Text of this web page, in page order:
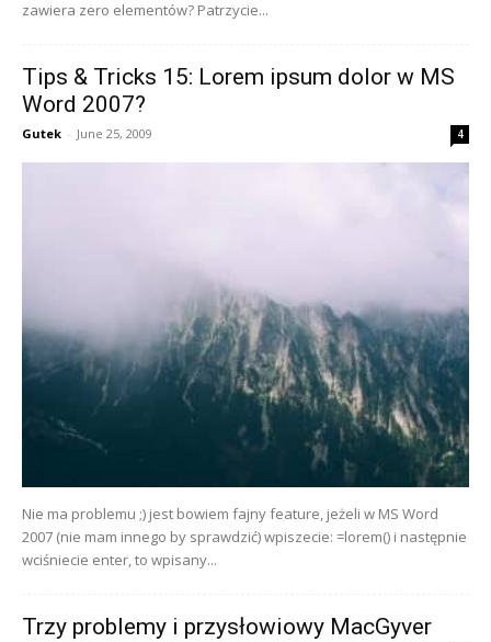
zawiera zero elementów? Patrzycie...
Tips & Tricks 15: Lorem ipsum dolor w MS
Word 2007?
Gutek - June 25, 2009 4
Nie ma problemu ;) jest bowiem fajny feature, jeżeli w MS Word
2007 (nie mam innego by sprawdzić) wpiszecie: =lorem() i następnie
wciśniecie enter, to wpisany...
Trzy problemy i przysłowiowy MacGyver